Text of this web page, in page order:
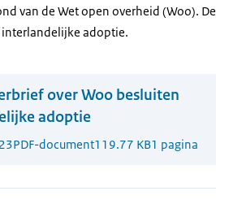
van de Wet open overheid (Woo). De
interlandelijke adoptie.
over Woo besluiten
adoptie
PDF-document119.77 KB1 pagina